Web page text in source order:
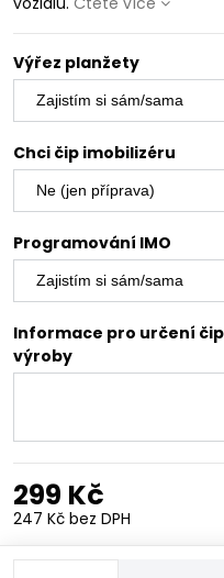
Výřez planžety
Chci čip imobilizéru
Programování IMO
Informace pro určení
výroby
299 Kč
247 Kč bez DPH